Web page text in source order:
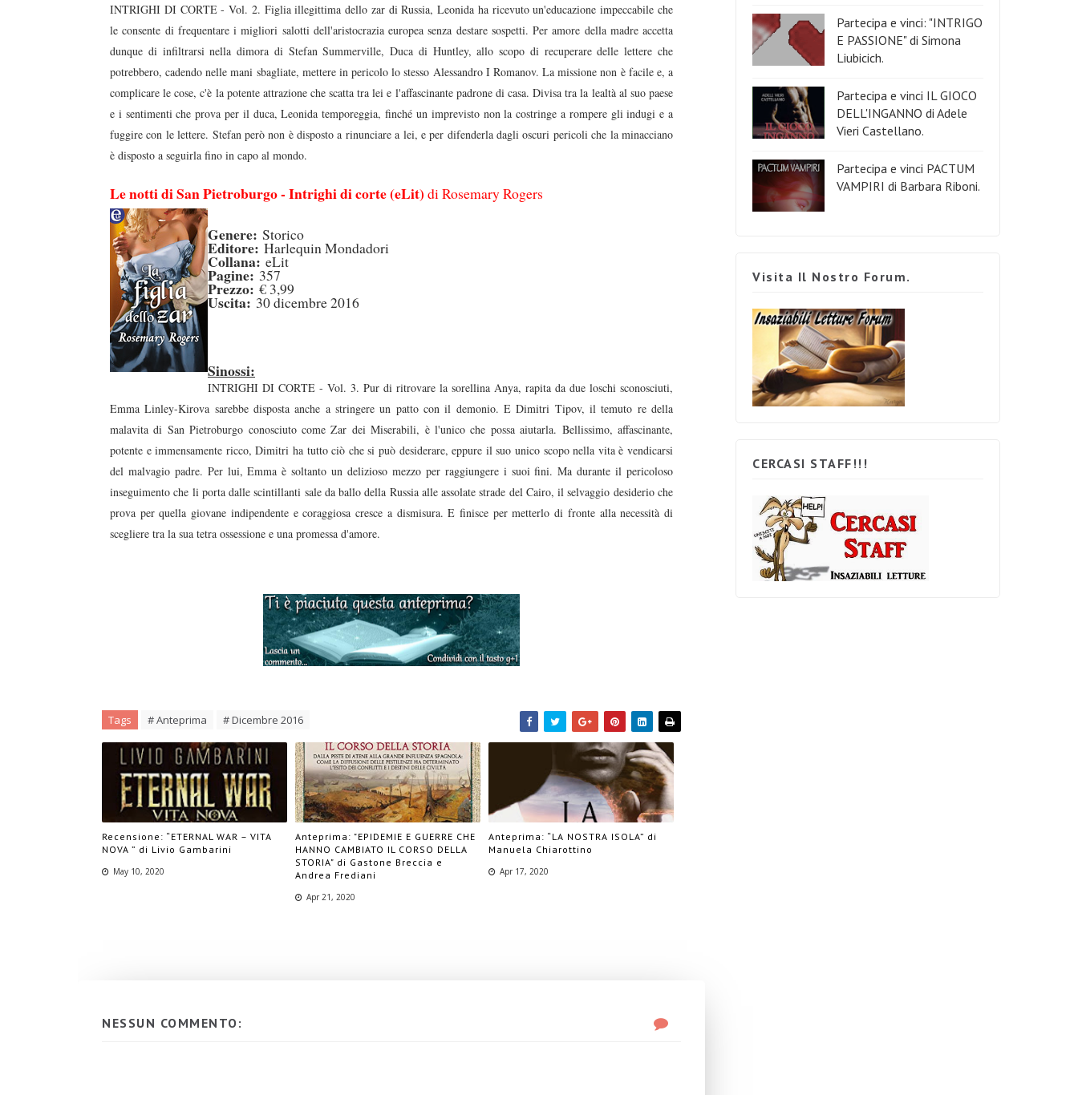
INTRIGHI DI CORTE - Vol. 2. Figlia illegittima dello zar di Russia, Leonida ha ricevuto un'educazione impeccabile che
le consente di frequentare i migliori salotti dell'aristocrazia europea senza destare sospetti. Per amore della madre accetta
dunque di infiltrarsi nella dimora di Stefan Summerville, Duca di Huntley, allo scopo di recuperare delle lettere che
potrebbero, cadendo nelle mani sbagliate, mettere in pericolo lo stesso Alessandro I Romanov. La missione non è facile e, a
complicare le cose, c'è la potente attrazione che scatta tra lei e l'affascinante padrone di casa. Divisa tra la lealtà al suo paese
e i sentimenti che prova per il duca, Leonida temporeggia, finché un imprevisto non la costringe a rompere gli indugi e a
fuggire con le lettere. Stefan però non è disposto a rinunciare a lei, e per difenderla dagli oscuri pericoli che la minacciano
è disposto a seguirla fino in capo al mondo.
Le notti di San Pietroburgo - Intrighi di corte (eLit) di Rosemary Rogers
Genere: Storico
Editore: Harlequin Mondadori
Collana: eLit
Pagine: 357
Prezzo: € 3,99
Uscita: 30 dicembre 2016
Sinossi:
INTRIGHI DI CORTE - Vol. 3. Pur di ritrovare la sorellina Anya, rapita da due loschi sconosciuti,
Emma Linley-Kirova sarebbe disposta anche a stringere un patto con il demonio. E Dimitri Tipov, il temuto re della
malavita di San Pietroburgo conosciuto come Zar dei Miserabili, è l'unico che possa aiutarla. Bellissimo, affascinante,
potente e immensamente ricco, Dimitri ha tutto ciò che si può desiderare, eppure il suo unico scopo nella vita è vendicarsi
del malvagio padre. Per lui, Emma è soltanto un delizioso mezzo per raggiungere i suoi fini. Ma durante il pericoloso
inseguimento che li porta dalle scintillanti sale da ballo della Russia alle assolate strade del Cairo, il selvaggio desiderio che
prova per quella giovane indipendente e coraggiosa cresce a dismisura. E finisce per metterlo di fronte alla necessità di
scegliere tra la sua tetra ossessione e una promessa d'amore.
Tags # Anteprima # Dicembre 2016
Recensione: “ETERNAL WAR – VITA
NOVA ” di Livio Gambarini
May 10, 2020
Anteprima: "EPIDEMIE E GUERRE CHE
HANNO CAMBIATO IL CORSO DELLA
STORIA" di Gastone Breccia e
Andrea Frediani
Apr 21, 2020
Anteprima: “LA NOSTRA ISOLA” di
Manuela Chiarottino
Apr 17, 2020
NESSUN COMMENTO:
Partecipa e vinci: "INTRIGO
E PASSIONE" di Simona
Liubicich.
Partecipa e vinci IL GIOCO
DELL'INGANNO di Adele
Vieri Castellano.
Partecipa e vinci PACTUM
VAMPIRI di Barbara Riboni.
Visita Il Nostro Forum.
CERCASI STAFF!!!